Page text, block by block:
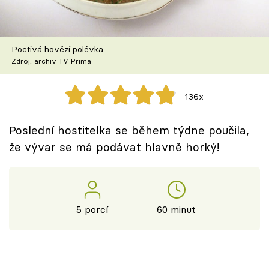
Škola vaření
Recepty z TV
Speciál: Cuketa
Těhotnej kuchař
Sledujte prima+
Poctivá hovězí polévka
Zdroj: archiv TV Prima
136x
Poslední hostitelka se během týdne poučila,
že vývar se má podávat hlavně horký!
5 porcí 60 minut